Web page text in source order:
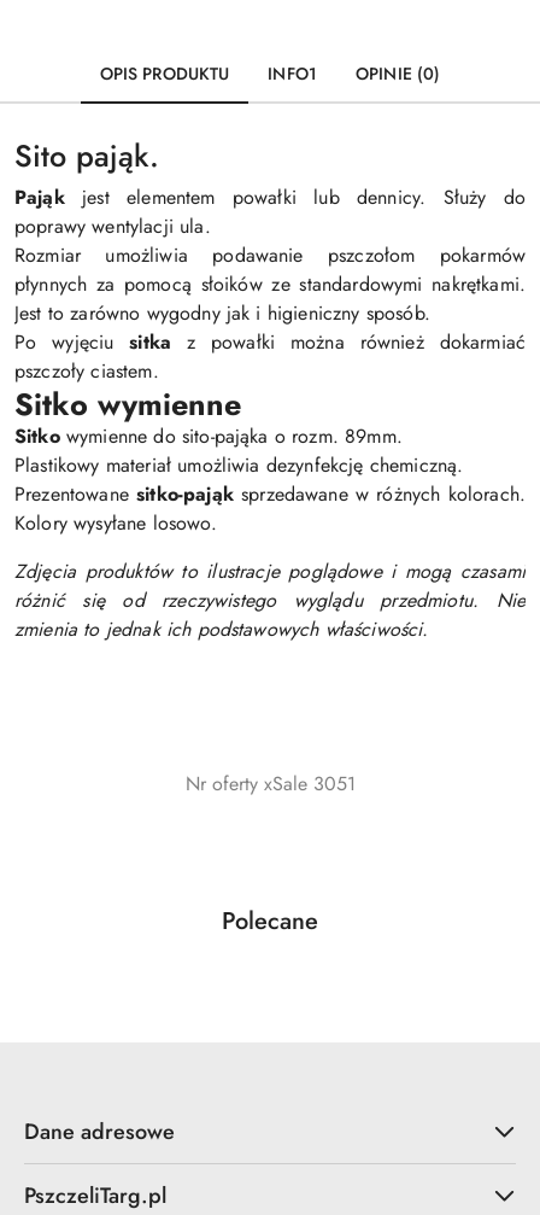
OPIS PRODUKTU INFO1 OPINIE (0)
Sito pająk.
Pająkjest elementem powałki lub dennicy. Służy do
poprawy wentylacji ula.
Rozmiar umożliwia podawanie pszczołom pokarmów
płynnych za pomocą słoików ze standardowymi nakrętkami.
Jest to zarówno wygodny jak i higieniczny sposób.
Po wyjęciusitka z powałki można również dokarmiać
pszczoły ciastem.
Sitko wymienne
Sitkowymienne do sito-pająka o rozm. 89mm.
Plastikowy materiał umożliwia dezynfekcję chemiczną.
Prezentowanesitko-pająksprzedawane w różnych kolorach.
Kolory wysyłane losowo.
Zdjęcia produktów to ilustracje poglądowe i mogą czasami
różnić się od rzeczywistego wyglądu przedmiotu. Nie
zmienia to jednak ich podstawowych właściwości.
Nr oferty xSale 3051
Pomiń karuzelę produktów
Produkty
Polecane
Dane adresowe
PszczeliTarg.pl